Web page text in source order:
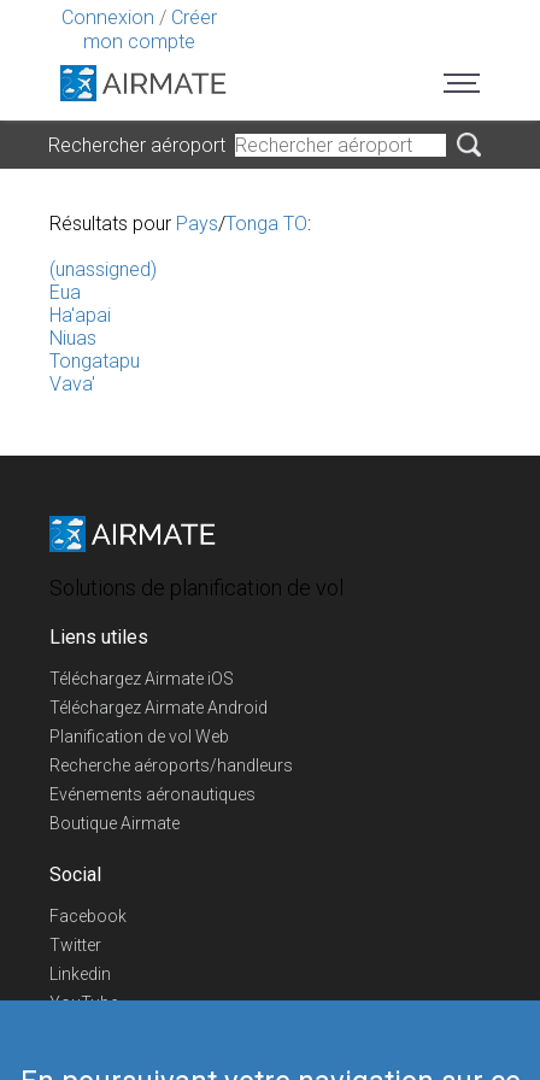
Connexion / Créer
mon compte
Rechercher aéroport
Résultats pour Pays/Tonga TO:
(unassigned)
Eua
Ha'apai
Niuas
Tongatapu
Vava'
Solutions de planification de vol
Liens utiles
Téléchargez Airmate iOS
Téléchargez Airmate Android
Planification de vol Web
Recherche aéroports/handleurs
Evénements aéronautiques
Boutique Airmate
Social
Facebook
Twitter
Linkedin
YouTube